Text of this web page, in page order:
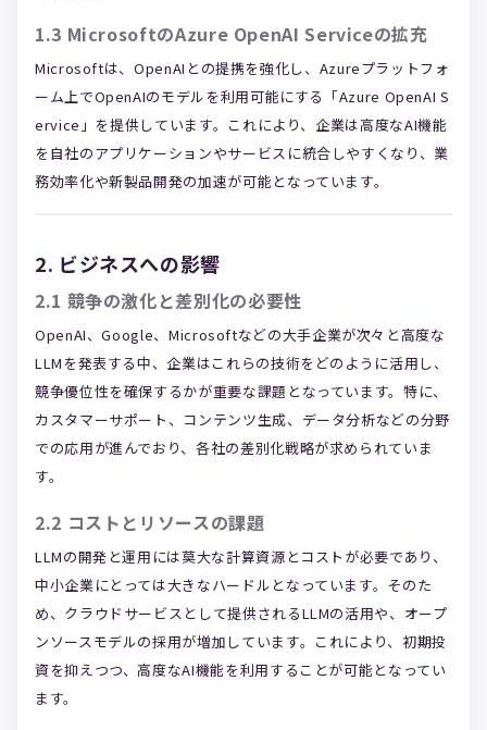
1.3 MicrosoftのAzure OpenAI Serviceの拡充
Microsoftは、OpenAIとの提携を強化し、Azureプラットフォ
ーム上でOpenAIのモデルを利用可能にする「Azure OpenAI S
ervice」を提供しています。これにより、企業は高度なAI機能
を自社のアプリケーションやサービスに統合しやすくなり、業
務効率化や新製品開発の加速が可能となっています。
2. ビジネスへの影響
2.1 競争の激化と差別化の必要性
OpenAI、Google、Microsoftなどの大手企業が次々と高度な
LLMを発表する中、企業はこれらの技術をどのように活用し、
競争優位性を確保するかが重要な課題となっています。特に、
カスタマーサポート、コンテンツ生成、データ分析などの分野
での応用が進んでおり、各社の差別化戦略が求められていま
す。
2.2 コストとリソースの課題
LLMの開発と運用には莫大な計算資源とコストが必要であり、
中小企業にとっては大きなハードルとなっています。そのた
め、クラウドサービスとして提供されるLLMの活用や、オープ
ンソースモデルの採用が増加しています。これにより、初期投
資を抑えつつ、高度なAI機能を利用することが可能となってい
ます。